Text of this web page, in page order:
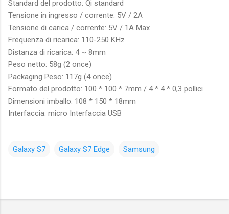
Standard del prodotto: Qi standard
Tensione in ingresso / corrente: 5V / 2A
Tensione di carica / corrente: 5V / 1A Max
Frequenza di ricarica: 110-250 KHz
Distanza di ricarica: 4 ~ 8mm
Peso netto: 58g (2 once)
Packaging Peso: 117g (4 once)
Formato del prodotto: 100 * 100 * 7mm / 4 * 4 * 0,3 pollici
Dimensioni imballo: 108 * 150 * 18mm
Interfaccia: micro Interfaccia USB
Galaxy S7 Galaxy S7 Edge Samsung